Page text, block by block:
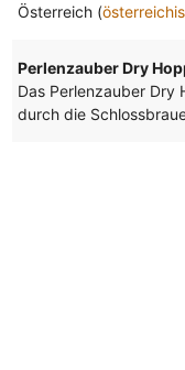
Österreich (
Perlenzauber Dry
Das Perlenzauber Dry
durch die